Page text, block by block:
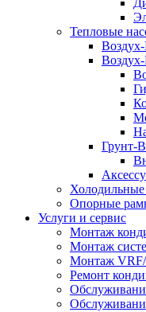
Тепловые
Грунт-
Опорные
Услуги и сервис
Монтаж
Монтаж
Монтаж
Ремонт